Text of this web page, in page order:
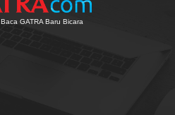
Baca GATRA Baru Bicara